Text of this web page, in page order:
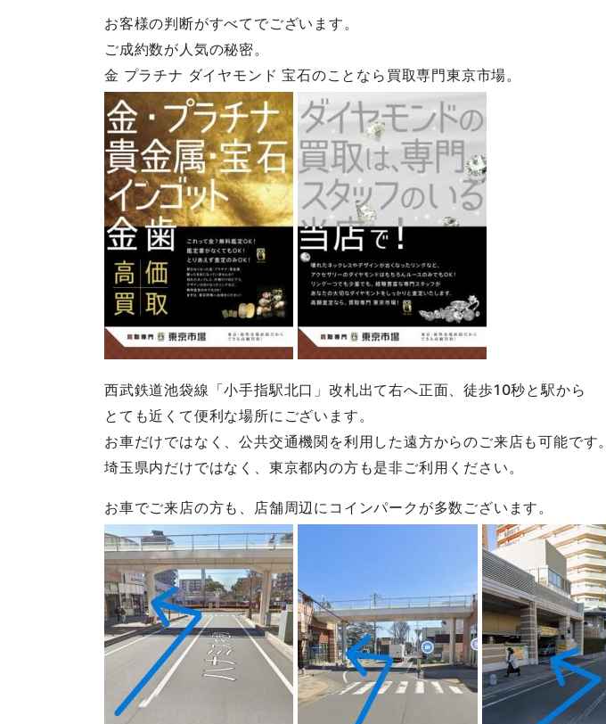
お客様の判断がすべてでございます。
ご成約数が人気の秘密。
金 プラチナ ダイヤモンド 宝石のことなら買取専門東京市場。
西武鉄道池袋線「小手指駅北口」改札出て右へ正面、徒歩10秒と駅から
とても近くて便利な場所にございます。
お車だけではなく、公共交通機関を利用した遠方からのご来店も可能です。
埼玉県内だけではなく、東京都内の方も是非ご利用ください。
お車でご来店の方も、店舗周辺にコインパークが多数ございます。